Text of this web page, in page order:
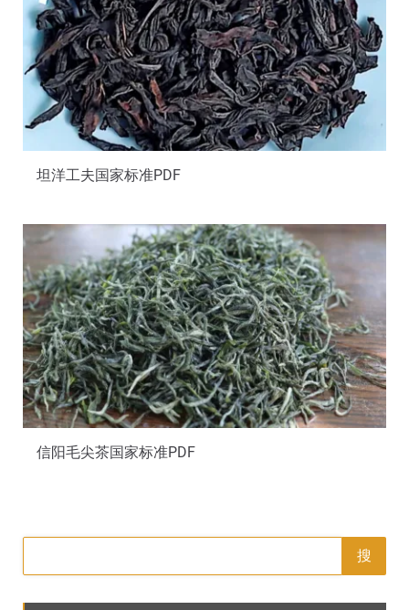
坦洋工夫国家标准PDF
信阳毛尖茶国家标准PDF
搜